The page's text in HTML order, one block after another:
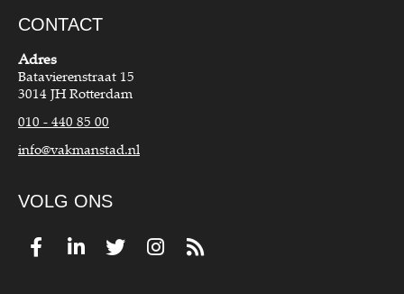
CONTACT
Adres
Batavierenstraat 15
3014 JH Rotterdam
010 - 440 85 00
info@vakmanstad.nl
VOLG ONS